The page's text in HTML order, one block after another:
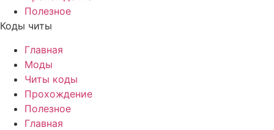
Полезное
Коды читы
Главная
Моды
Читы коды
Прохождение
Полезное
Главная